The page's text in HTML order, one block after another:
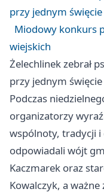
przy jednym święcie
Miodowy konkurs
wiejskich
Żelechlinek zebrał
przy jednym święcie
Podczas
organizatorzy
wspólnoty, tradycji
odpowiadali wójt
Kaczmarek oraz
Kowalczyk, a ważne